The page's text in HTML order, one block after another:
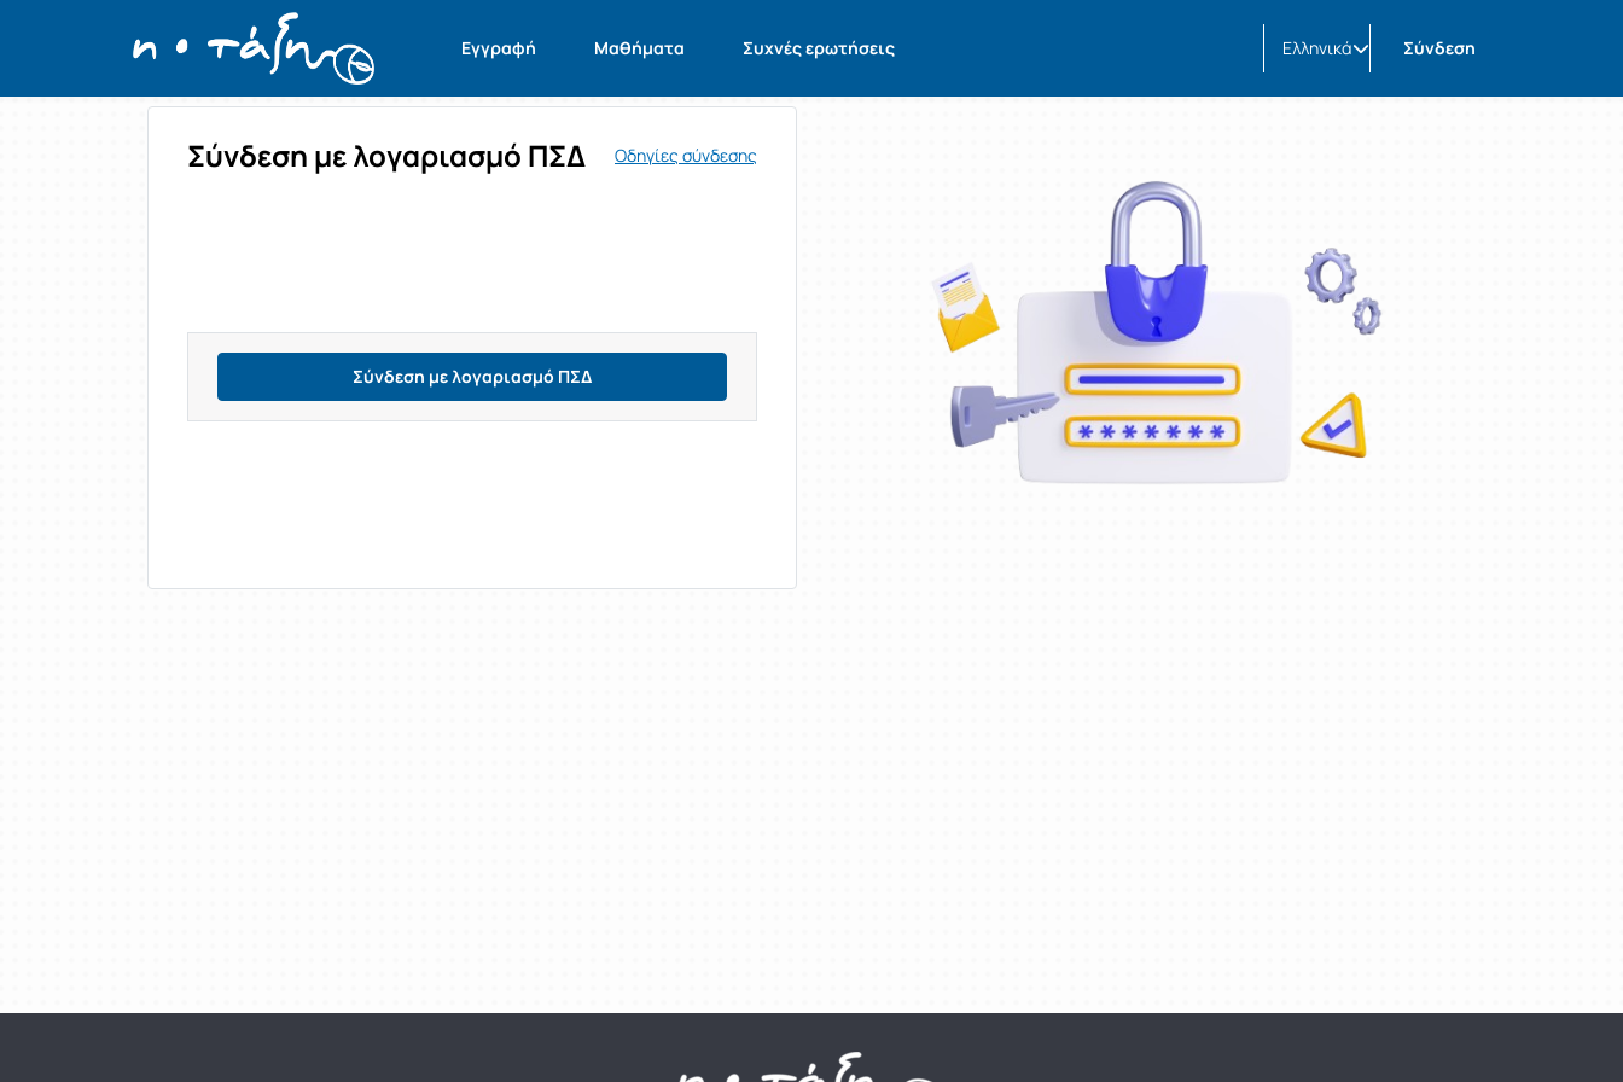
Εγγραφή Μαθήματα Συχνές ερωτήσεις Ελληνικά Σύνδεση
Σύνδεση
Σύνδεση με λογαριασμό ΠΣΔ Οδηγίες σύνδεσης
Σύνδεση με λογαριασμό ΠΣΔ